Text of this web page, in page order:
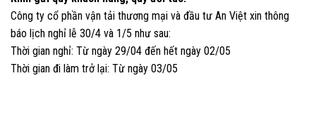
Công ty cổ phần vận tải thương mại và đầu tư An Việt xin thông
báo lịch nghỉ lễ 30/4 và 1/5 như sau:
Thời gian nghỉ: Từ ngày 29/04 đến hết ngày 02/05
Thời gian đi làm trở lại: Từ ngày 03/05